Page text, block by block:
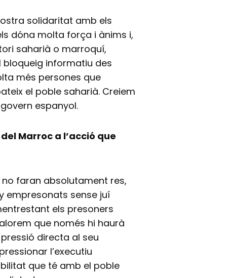
solidaritat amb els
dóna molta força i ànims i,
saharià o marroquí,
bloqueig informatiu des
més persones que
el poble saharià. Creiem
espanyol.
Marroc a l’acció que
faran absolutament res,
empresonats sense juí
els presoners
que només hi haurà
directa al seu
l’executiu
que té amb el poble